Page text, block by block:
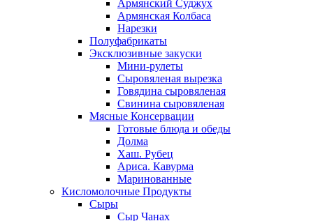
Армянский Суджух
Армянская Колбаса
Нарезки
Полуфабрикаты
Эксклюзивные закуски
Мини-рулеты
Сыровяленая вырезка
Говядина сыровяленая
Свинина сыровяленая
Мясные Консервации
Готовые блюда и обеды
Долма
Хаш. Рубец
Ариса. Кавурма
Маринованные
Кисломолочные Продукты
Сыры
Сыр Чанах